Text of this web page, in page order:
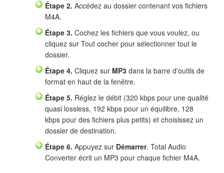
Étape 2. Accédez au dossier contenant vos fichiers
M4A.
Étape 3. Cochez les fichiers que vous voulez, ou
cliquez sur Tout cocher pour sélectionner tout le
dossier.
Étape 4. Cliquez sur MP3 dans la barre d'outils de
format en haut de la fenêtre.
Étape 5. Réglez le débit (320 kbps pour une qualité
quasi lossless, 192 kbps pour un équilibre, 128
kbps pour des fichiers plus petits) et choisissez un
dossier de destination.
Étape 6. Appuyez sur Démarrer. Total Audio
Converter écrit un MP3 pour chaque fichier M4A.